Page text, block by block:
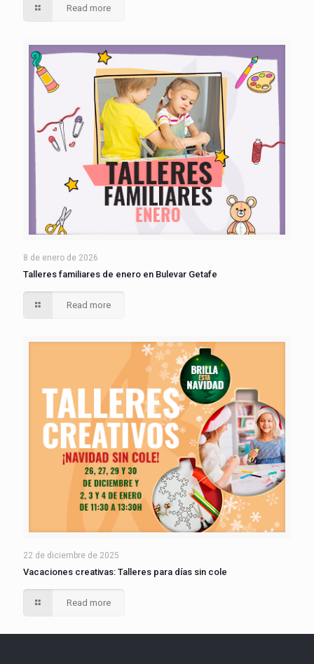
Read more
8 de enero de 2026
Talleres familiares de enero en Bulevar Getafe
Read more
22 de diciembre de 2025
Vacaciones creativas: Talleres para días sin cole
Read more